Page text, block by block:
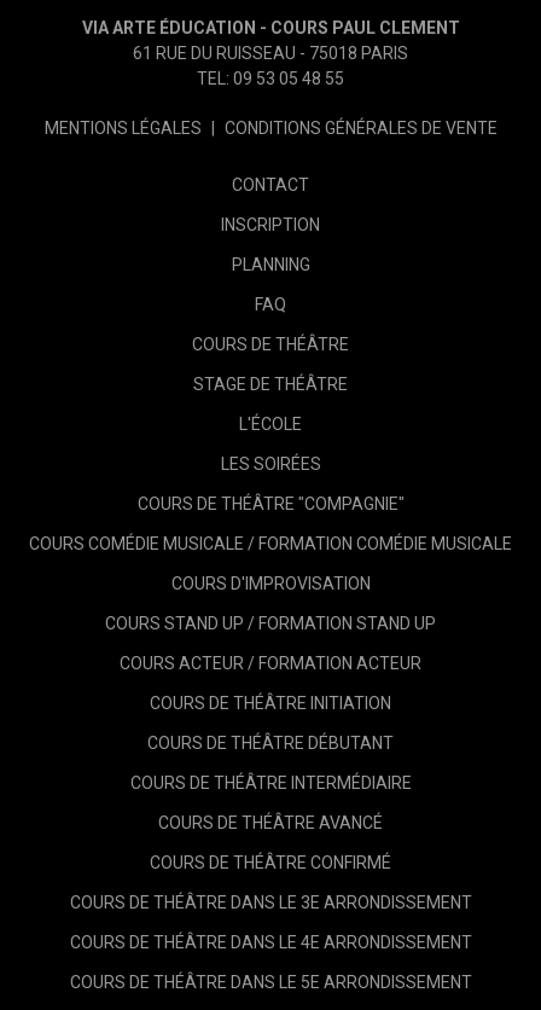
VIA ARTE ÉDUCATION - COURS PAUL CLEMENT
61 RUE DU RUISSEAU - 75018 PARIS
TEL: 09 53 05 48 55
MENTIONS LÉGALES CONDITIONS GÉNÉRALES DE VENTE
CONTACT
INSCRIPTION
PLANNING
FAQ
COURS DE THÉÂTRE
STAGE DE THÉÂTRE
L'ÉCOLE
LES SOIRÉES
COURS DE THÉÂTRE "COMPAGNIE"
COURS COMÉDIE MUSICALE / FORMATION COMÉDIE MUSICALE
COURS D'IMPROVISATION
COURS STAND UP / FORMATION STAND UP
COURS ACTEUR / FORMATION ACTEUR
COURS DE THÉÂTRE INITIATION
COURS DE THÉÂTRE DÉBUTANT
COURS DE THÉÂTRE INTERMÉDIAIRE
COURS DE THÉÂTRE AVANCÉ
COURS DE THÉÂTRE CONFIRMÉ
COURS DE THÉÂTRE DANS LE 3E ARRONDISSEMENT
COURS DE THÉÂTRE DANS LE 4E ARRONDISSEMENT
COURS DE THÉÂTRE DANS LE 5E ARRONDISSEMENT